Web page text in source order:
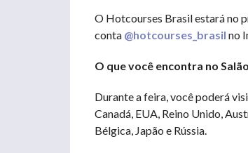
O Hotcourses Brasil estará no
conta @hotcourses_brasil no
O que você encontra no
Durante a feira, você poderá
Canadá, EUA, Reino Unido,
Bélgica, Japão e Rússia.